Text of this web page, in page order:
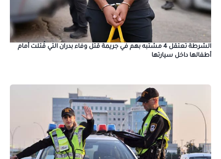
الشرطة تعتقل 4 مشتبه بهم في جريمة قتل وفاء بدران التي قُتلت أمام
أطفالها داخل سيارتها